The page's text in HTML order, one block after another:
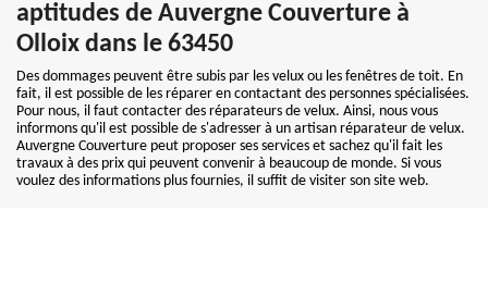
aptitudes de Auvergne Couverture à
Olloix dans le 63450
Des dommages peuvent être subis par les velux ou les fenêtres de toit. En
fait, il est possible de les réparer en contactant des personnes spécialisées.
Pour nous, il faut contacter des réparateurs de velux. Ainsi, nous vous
informons qu'il est possible de s'adresser à un artisan réparateur de velux.
Auvergne Couverture peut proposer ses services et sachez qu'il fait les
travaux à des prix qui peuvent convenir à beaucoup de monde. Si vous
voulez des informations plus fournies, il suffit de visiter son site web.